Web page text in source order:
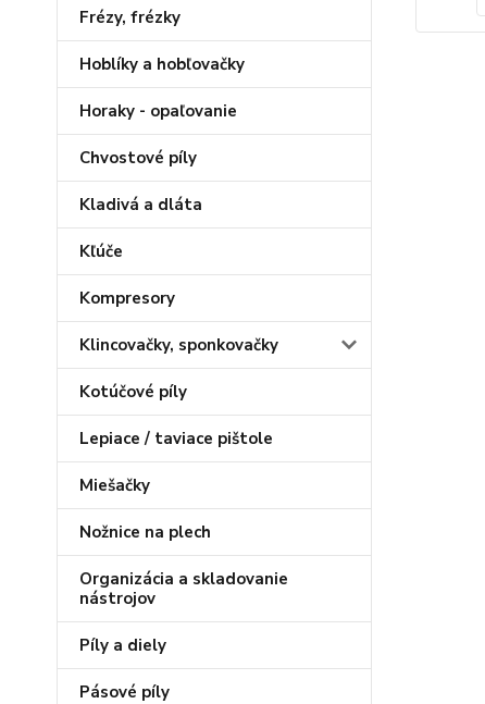
Frézy, frézky
Hoblíky a hobľovačky
Horaky - opaľovanie
Chvostové píly
Kladivá a dláta
Kľúče
Kompresory
Klincovačky, sponkovačky
Kotúčové píly
Lepiace / taviace pištole
Miešačky
Nožnice na plech
Organizácia a skladovanie
nástrojov
Píly a diely
Pásové píly